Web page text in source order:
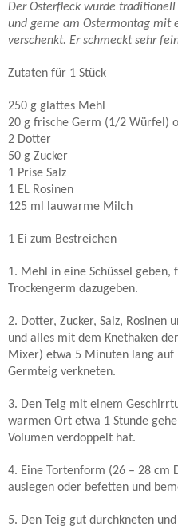
Der Osterfleck wurde
und gerne am Ostermontag mit
verschenkt. Er schmeckt sehr
Zutaten für 1 Stück
250 g glattes Mehl
20 g frische Germ (1/2 Würfel)
2 Dotter
50 g Zucker
1 Prise Salz
1 EL Rosinen
125 ml lauwarme Milch
1 Ei zum Bestreichen
1. Mehl in eine Schüssel
Trockengerm dazugeben.
2. Dotter, Zucker, Salz, Rosinen
und alles mit dem Knethaken
Mixer) etwa 5 Minuten lang
Germteig verkneten.
3. Den Teig mit einem
warmen Ort etwa 1 Stunde
Volumen verdoppelt hat.
4. Eine Tortenform (26 – 28 cm
auslegen oder befetten und
5. Den Teig gut durchkneten